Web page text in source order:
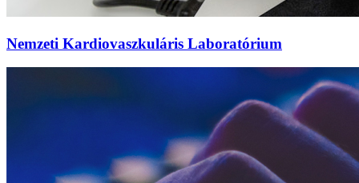
Nemzeti Kardiovaszkuláris Laboratórium